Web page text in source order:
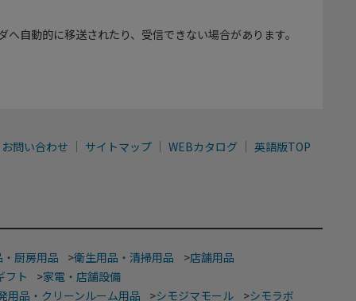
自動的に移送されたり、受信できない場合があります。
お問い合わせ サイトマップ WEBカタログ 英語版TOP
厨房用品 >衛生用品・清掃用品 >店舗用品
フト
>家電・店舗設備
用品・クリーンルーム用品
>シモジマモール >シモラボ